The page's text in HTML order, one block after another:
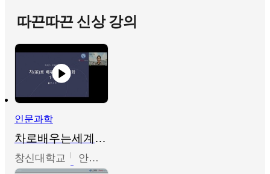
따끈따끈 신상 강의
인문과학
차로배우는세계문화
창신대학교 안소영